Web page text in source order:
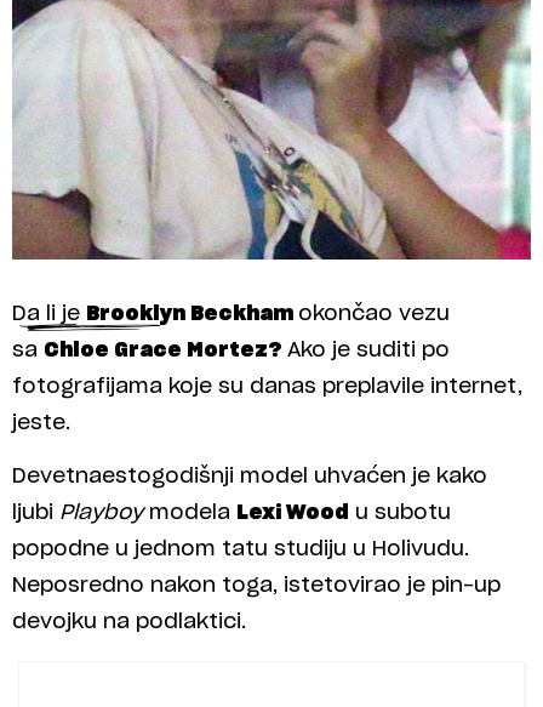
Da li je Brooklyn Beckham okončao vezu
sa Chloe Grace Mortez? Ako je suditi po
fotografijama koje su danas preplavile internet,
jeste.
Devetnaestogodišnji model uhvaćen je kako
ljubi Playboymodela Lexi Wood u subotu
popodne u jednom tatu studiju u Holivudu.
Neposredno nakon toga, istetovirao je pin-up
devojku na podlaktici.